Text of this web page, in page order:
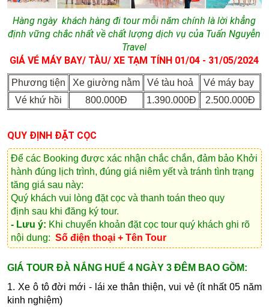
Hàng ngày khách hàng đi tour mỗi năm chính là lời khẳng
định vững chắc nhất về chất lượng dịch vụ của Tuấn Nguyễn
Travel
GIÁ VÉ MÁY BAY/ TÀU/ XE TẠM TÍNH 01/04 - 31/05/2024
Phương tiện Xe giường nằm Vé tàu hoả
Vé máy bay
Vé khứ hồi
800.000Đ 1.390.000Đ 2.500.000Đ
QUY ĐỊNH ĐẶT CỌC
Để các Booking được xác nhận chắc chắn, đảm bảo Khởi
hành đúng lịch trình, đúng giá niêm yết và tránh tình trạng
tăng giá sau này:
Quý khách vui lòng đặt cọc và thanh toán theo quy
định sau khi đăng ký tour.
- Lưu ý: Khi chuyển khoản đặt cọc tour quý khách ghi rõ
nội dung: Số điện thoại + Tên Tour
GIÁ TOUR ĐÀ NẮNG HUẾ 4 NGÀY 3 ĐÊM BAO GỒM:
1. Xe ô tô đời mới - lái xe thân thiện, vui vẻ (ít nhất 05 năm
kinh nghiệm)